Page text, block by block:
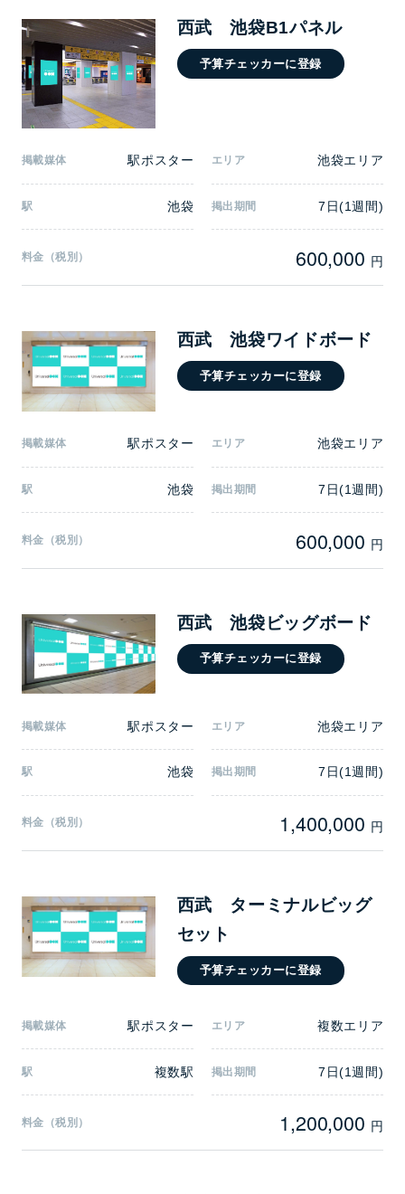
西武 池袋B1パネル
予算チェッカーに登録
掲載媒体 駅ポスター エリア 池袋エリア
駅 池袋 掲出期間 7日(1週間)
料金（税別） 600,000 円
西武 池袋ワイドボード
予算チェッカーに登録
掲載媒体 駅ポスター エリア 池袋エリア
駅 池袋 掲出期間 7日(1週間)
料金（税別） 600,000 円
西武 池袋ビッグボード
予算チェッカーに登録
掲載媒体 駅ポスター エリア 池袋エリア
駅 池袋 掲出期間 7日(1週間)
料金（税別） 1,400,000 円
西武 ターミナルビッグ
セット
予算チェッカーに登録
掲載媒体 駅ポスター エリア 複数エリア
駅 複数駅 掲出期間 7日(1週間)
料金（税別） 1,200,000 円